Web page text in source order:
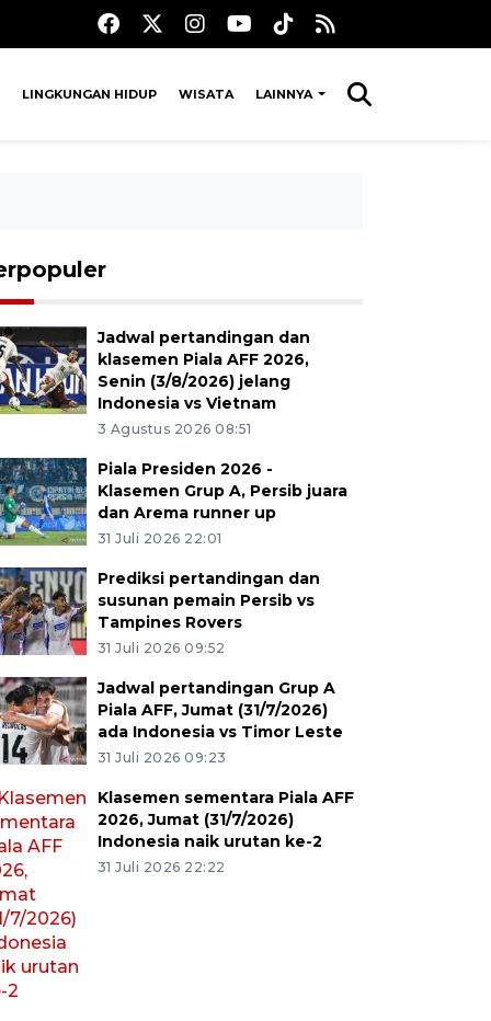
LINGKUNGAN HIDUP WISATA LAINNYA
Jadwal pertandingan dan
klasemen Piala AFF 2026,
Senin (3/8/2026) jelang
Indonesia vs Vietnam
3 Agustus 2026 08:51
Piala Presiden 2026 -
Klasemen Grup A, Persib juara
dan Arema runner up
31 Juli 2026 22:01
Prediksi pertandingan dan
susunan pemain Persib vs
Tampines Rovers
31 Juli 2026 09:52
Jadwal pertandingan Grup A
Piala AFF, Jumat (31/7/2026)
ada Indonesia vs Timor Leste
31 Juli 2026 09:23
Klasemen sementara Piala AFF
2026, Jumat (31/7/2026)
Indonesia naik urutan ke-2
31 Juli 2026 22:22